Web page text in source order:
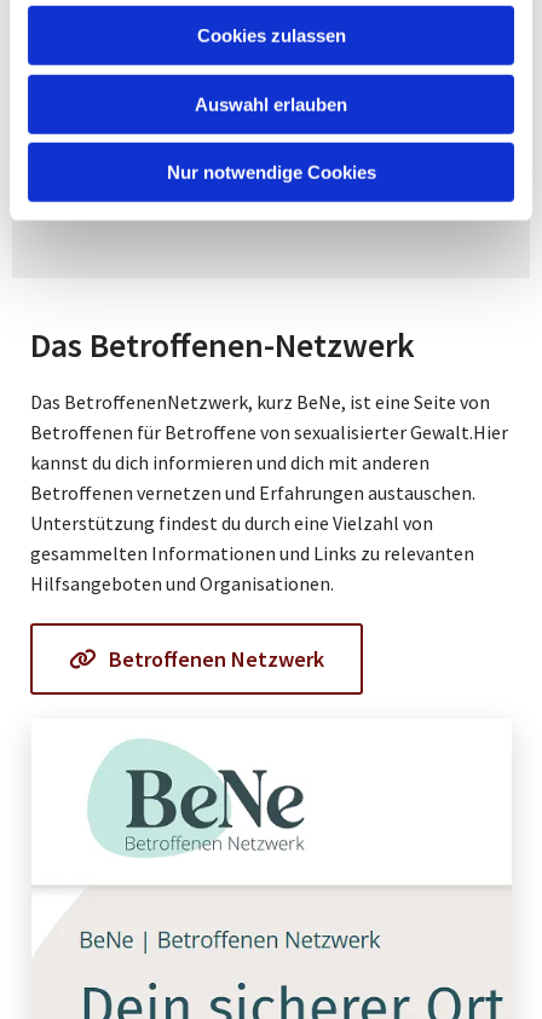
Cookies zulassen
Auswahl erlauben
Nur notwendige Cookies
Mobil:0172 9236290‬
michael.laage@ekvw.de
Das Betroffenen-Netzwerk
Das BetroffenenNetzwerk, kurz BeNe, ist eine Seite von
Betroffenen für Betroffene von sexualisierter Gewalt.Hier
kannst du dich informieren und dich mit anderen
Betroffenen vernetzen und Erfahrungen austauschen.
Unterstützung findest du durch eine Vielzahl von
gesammelten Informationen und Links zu relevanten
Hilfsangeboten und Organisationen.
Betroffenen Netzwerk